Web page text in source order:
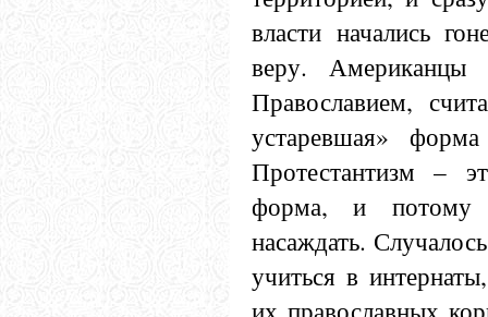
власти начались
веру.
Православием,
устаревшая»
Протестантизм –
форма, и потому
насаждать.
учиться в